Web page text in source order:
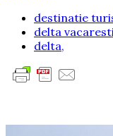
destinatie
delta
delta,